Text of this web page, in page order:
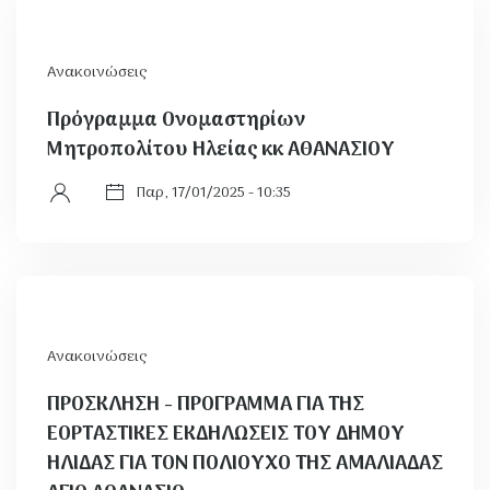
Ανακοινώσεις
Πρόγραμμα Ονομαστηρίων
Μητροπολίτου Ηλείας κκ ΑΘΑΝΑΣΙΟΥ
Παρ, 17/01/2025 - 10:35
Ανακοινώσεις
ΠΡΟΣΚΛΗΣΗ - ΠΡΟΓΡΑΜΜΑ ΓΙΑ ΤΗΣ
ΕΟΡΤΑΣΤΙΚΕΣ ΕΚΔΗΛΩΣΕΙΣ ΤΟΥ ΔΗΜΟΥ
ΗΛΙΔΑΣ ΓΙΑ ΤΟΝ ΠΟΛΙΟΥΧΟ ΤΗΣ AMΑΛΙΑΔΑΣ